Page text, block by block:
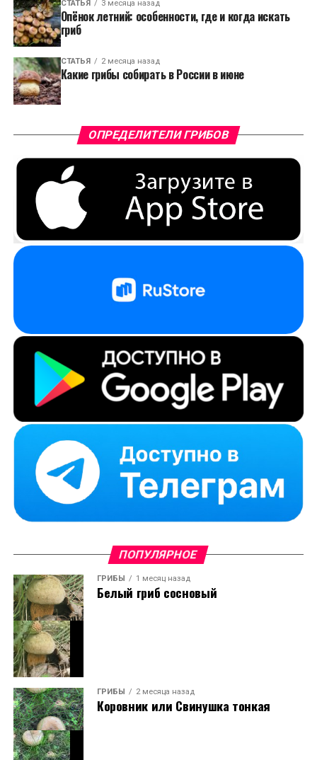
СТАТЬЯ 3 месяца назад
Опёнок летний: особенности, где и когда искать
гриб
СТАТЬЯ 2 месяца назад
Какие грибы собирать в России в июне
ОПРЕДЕЛИТЕЛИ ГРИБОВ
ПОПУЛЯРНОЕ
ГРИБЫ 1 месяц назад
Белый гриб сосновый
ГРИБЫ 2 месяца назад
Коровник или Свинушка тонкая